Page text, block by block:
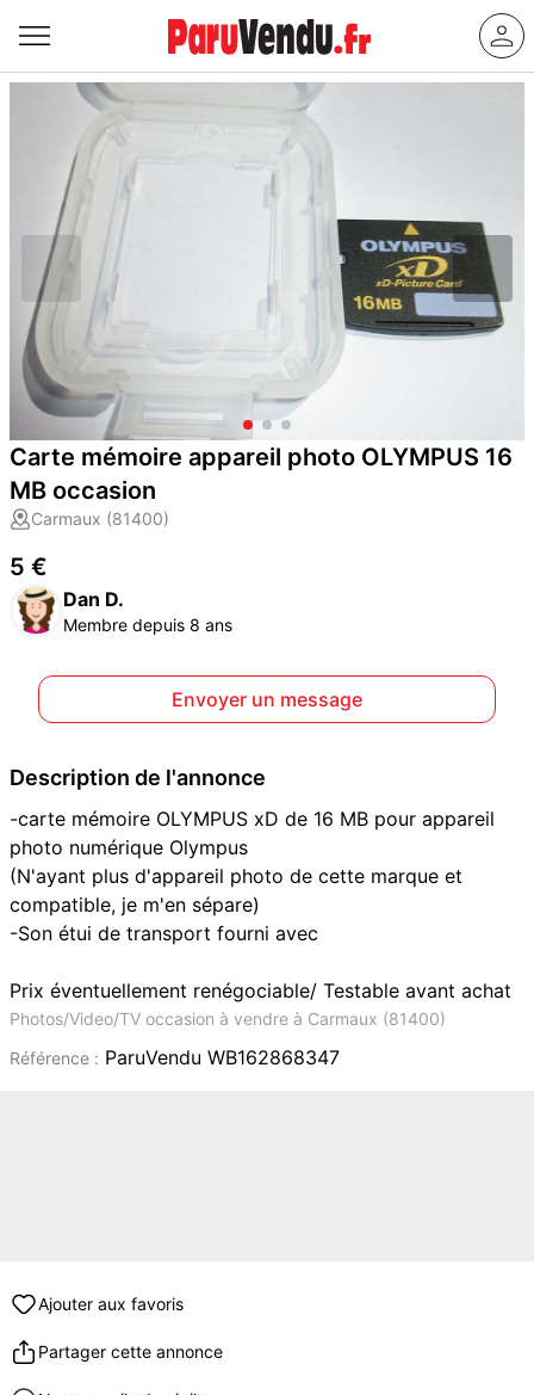
Carte mémoire appareil photo OLYMPUS 16
MB occasion
Carmaux (81400)
5 €
Dan D.
Membre depuis 8 ans
Envoyer un message
Description de l'annonce
-carte mémoire OLYMPUS xD de 16 MB pour appareil
photo numérique Olympus
(N'ayant plus d'appareil photo de cette marque et
compatible, je m'en sépare)
-Son étui de transport fourni avec
Prix éventuellement renégociable/ Testable avant achat
Photos/Video/TV occasion à vendre à Carmaux (81400)
Référence : ParuVendu WB162868347
Ajouter aux favoris
Partager cette annonce